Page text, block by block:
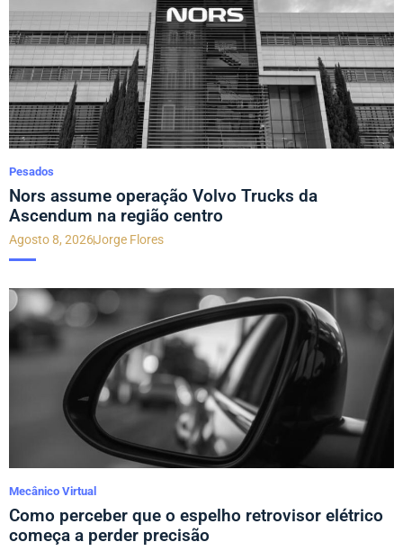
Pesados
Nors assume operação Volvo Trucks da
Ascendum na região centro
Agosto 8, 2026Jorge Flores
Mecânico Virtual
Como perceber que o espelho retrovisor elétrico
começa a perder precisão